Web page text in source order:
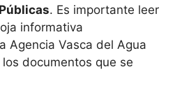
. Es importante leer
informativa
Agencia Vasca del Agua
documentos que se